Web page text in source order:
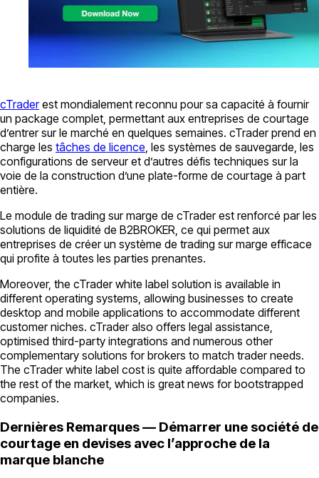
cTraderest mondialement reconnu pour sa capacité à fournir
un package complet, permettant aux entreprises de courtage
d’entrer sur le marché en quelques semaines. cTrader prend en
charge les tâches de licence , les systèmes de sauvegarde, les
configurations de serveur et d’autres défis techniques sur la
voie de la construction d’une plate-forme de courtage à part
entière.
Le module de trading sur marge de cTrader est renforcé par les
solutions de liquidité de B2BROKER, ce qui permet aux
entreprises de créer un système de trading sur marge efficace
qui profite à toutes les parties prenantes.
Moreover, the cTrader white label solution is available in
different operating systems, allowing businesses to create
desktop and mobile applications to accommodate different
customer niches. cTrader also offers legal assistance,
optimised third-party integrations and numerous other
complementary solutions for brokers to match trader needs.
The cTrader white label cost is quite affordable compared to
the rest of the market, which is great news for bootstrapped
companies.
Dernières Remarques — Démarrer une société de
courtage en devises avec l’approche de la
marque blanche